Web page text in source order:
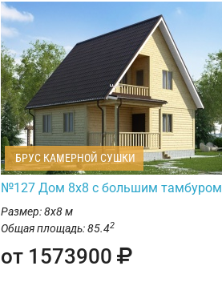
БРУС КАМЕРНОЙ СУШКИ
№127 Дом 8х8 с большим тамбуром
Размер: 8х8 м
Общая площадь: 85.42
от 1573900